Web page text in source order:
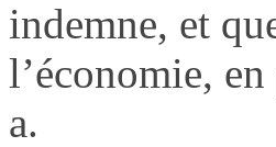
indemne, et
l’économie,
a.